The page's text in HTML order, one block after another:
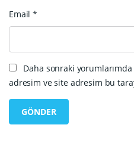
Email*
Daha sonraki yorumlarımda
adresim ve site adresim bu